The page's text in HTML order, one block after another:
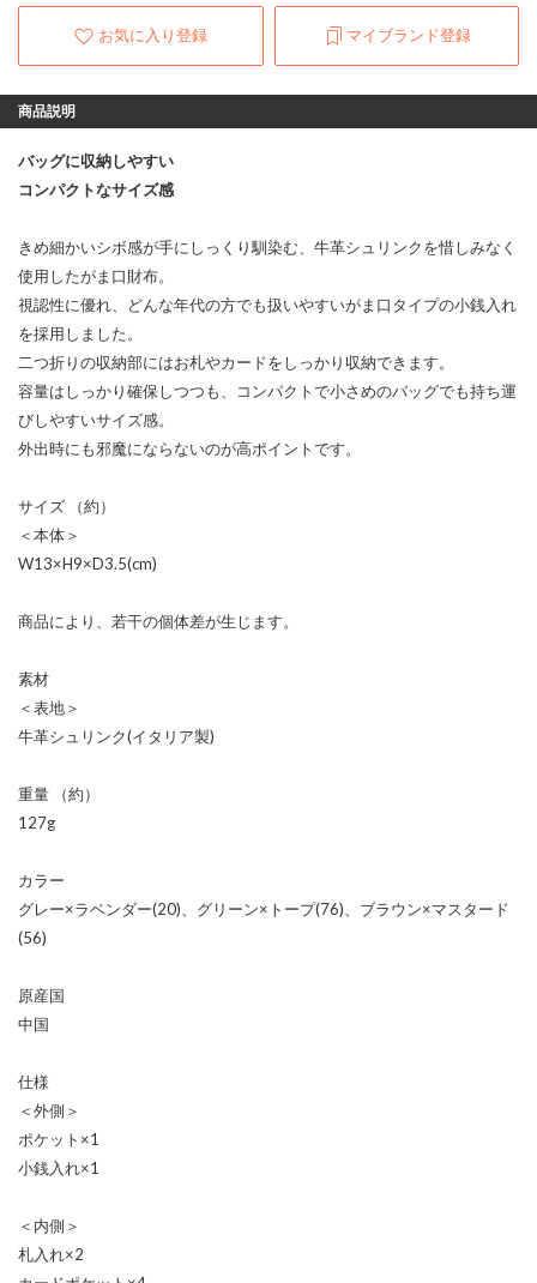
お気に入り登録 マイブランド登録
商品説明
バッグに収納しやすい
コンパクトなサイズ感
きめ細かいシボ感が手にしっくり馴染む、牛革シュリンクを惜しみなく
使用したがま口財布。
視認性に優れ、どんな年代の方でも扱いやすいがま口タイプの小銭入れ
を採用しました。
二つ折りの収納部にはお札やカードをしっかり収納できます。
容量はしっかり確保しつつも、コンパクトで小さめのバッグでも持ち運
びしやすいサイズ感。
外出時にも邪魔にならないのが高ポイントです。
サイズ （約）
＜本体＞
W13×H9×D3.5(cm)
商品により、若干の個体差が生じます。
素材
＜表地＞
牛革シュリンク(イタリア製)
重量 （約）
127g
カラー
グレー×ラベンダー(20)、グリーン×トープ(76)、ブラウン×マスタード
(56)
原産国
中国
仕様
＜外側＞
ポケット×1
小銭入れ×1
＜内側＞
札入れ×2